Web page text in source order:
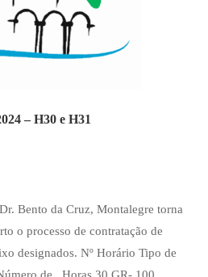
– H30 e H31
Bento da Cruz, Montalegre torna
o processo de contratação de
designados. Nº Horário Tipo de